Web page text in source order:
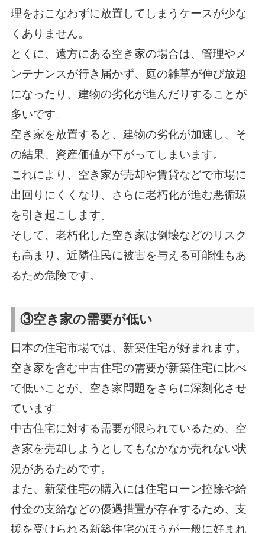
理をおこなわずに放置してしまうケースが少な
くありません。
とくに、遠方にある空き家の場合は、管理やメ
ンテナンスが行き届かず、庭の雑草が伸び放題
になったり、建物の劣化が進んだりすることが
多いです。
空き家を放置すると、建物の劣化が加速し、そ
の結果、資産価値が下がってしまいます。
これにより、空き家が売却や賃貸などで市場に
出回りにくくなり、さらに老朽化が進む悪循環
を引き起こします。
そして、老朽化した空き家は倒壊などのリスク
も高まり、近隣住民に被害を与える可能性もあ
るため危険です。
③空き家の需要が低い
日本の住宅市場では、新築住宅が好まれます。
空き家を含む中古住宅の需要が新築住宅に比べ
て低いことが、空き家問題をさらに深刻化させ
ています。
中古住宅に対する需要が限られているため、空
き家を売却しようとしてもなかなか売れない状
況があるためです。
また、新築住宅の購入には住宅ローン控除や給
付金の支給などの優遇措置が存在するため、支
援を受けられる新築住宅のほうが一般に好まれ